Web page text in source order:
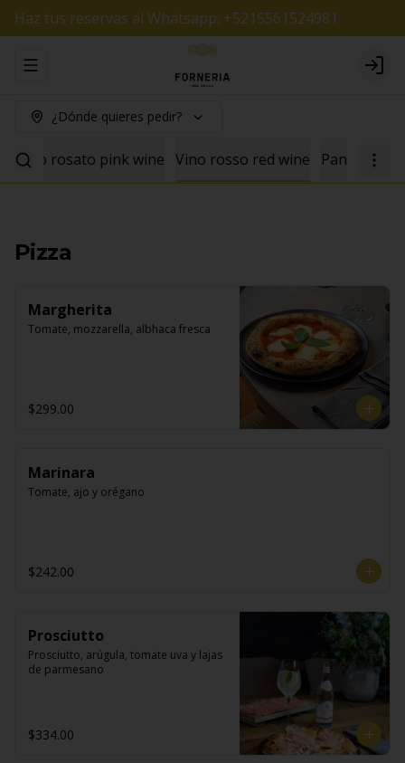
Haz tus reservas al Whatsapp: +5215561524981
Abrir menu de navegación Login
¿Dónde quieres pedir?
Vino rosato pink wine Vino rosso red wine Pan
Pizza
Margherita
Tomate, mozzarella, albhaca fresca
$299.00
Marinara
Tomate, ajo y orégano
$242.00
Prosciutto
Prosciutto, arúgula, tomate uva y lajas
de parmesano
$334.00